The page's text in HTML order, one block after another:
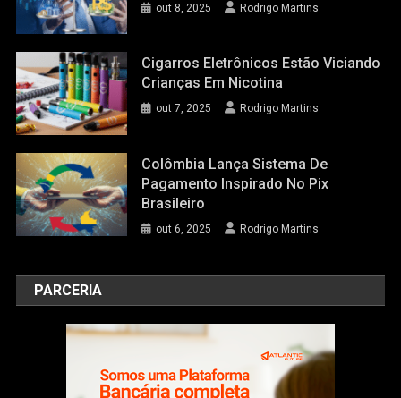
out 8, 2025 Rodrigo Martins
Cigarros Eletrônicos Estão Viciando
Crianças Em Nicotina
out 7, 2025 Rodrigo Martins
Colômbia Lança Sistema De
Pagamento Inspirado No Pix
Brasileiro
out 6, 2025 Rodrigo Martins
PARCERIA